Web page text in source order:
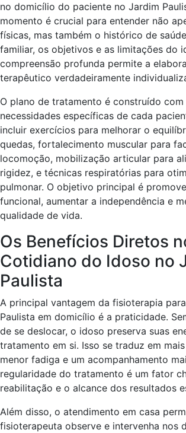
no domicílio do paciente no Jardim
momento é crucial para entender não
físicas, mas também o histórico de
familiar, os objetivos e as limitações do
compreensão profunda permite a
terapêutico verdadeiramente
O plano de tratamento é construído com
necessidades específicas de cada
incluir exercícios para melhorar o
quedas, fortalecimento muscular para
locomoção, mobilização articular para
rigidez, e técnicas respiratórias para
pulmonar. O objetivo principal é
funcional, aumentar a independência e
qualidade de vida.
Os Benefícios Diretos
Cotidiano do Idoso no
Paulista
A principal vantagem da fisioterapia
Paulista em domicílio é a praticidade.
de se deslocar, o idoso preserva suas
tratamento em si. Isso se traduz em
menor fadiga e um acompanhamento
regularidade do tratamento é um fator
reabilitação e o alcance dos resultados
Além disso, o atendimento em casa
fisioterapeuta observe e intervenha nos